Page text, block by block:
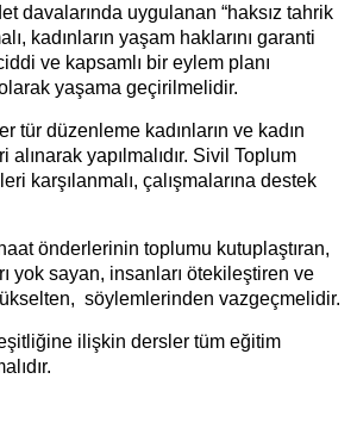
davalarında uygulanan “haksız tahrik
kadınların yaşam haklarını garanti
ve kapsamlı bir eylem planı
yaşama geçirilmelidir.
tür düzenleme kadınların ve kadın
yapılmalıdır. Sivil Toplum
karşılanmalı, çalışmalarına destek
önderlerinin toplumu kutuplaştıran,
yok sayan, insanları ötekileştiren ve
söylemlerinden vazgeçmelidir.
ilişkin dersler tüm eğitim